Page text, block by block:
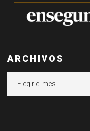
ARCHIVOS